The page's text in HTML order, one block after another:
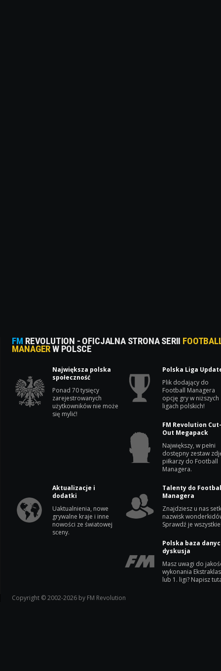
FM REVOLUTION - OFICJALNA STRONA SERII
MANAGERW POLSCE
Największa polska
społeczność
Ponad 70 tysięcy
zarejestrowanych
użytkowników nie może
się mylić!
Polska Liga
Plik dodający do
Football Managera
opcję gry w niższych
ligach polskich!
FM Revolution
Out Megapack
Największy, w pełni
dostępny zestaw
piłkarzy do Football
Managera.
Aktualizacje i
dodatki
Uaktualnienia, nowe
grywalne kraje i inne
nowości ze światowej
sceny.
Talenty do
Managera
Znajdziesz u nas
nazwisk
Sprawdź je
Polska baza
dyskusja
Masz uwagi do
wykonania
lub 1. ligi? Napisz
Copyright © 2002-2026 by FM Revolution